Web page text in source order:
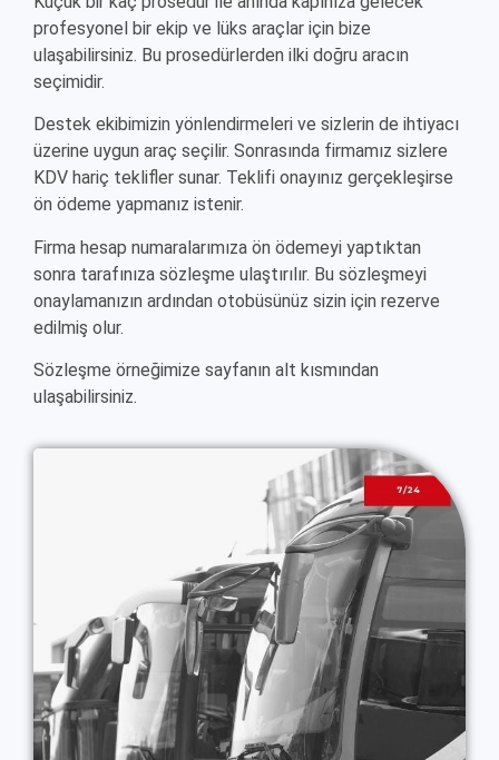
profesyonel bir ekip ve lüks araçlar için bize
ulaşabilirsiniz. Bu prosedürlerden ilki doğru aracın
seçimidir.
Destek ekibimizin yönlendirmeleri ve sizlerin de ihtiyacı
üzerine uygun araç seçilir. Sonrasında firmamız sizlere
KDV hariç teklifler sunar. Teklifi onayınız gerçekleşirse
ön ödeme yapmanız istenir.
Firma hesap numaralarımıza ön ödemeyi yaptıktan
sonra tarafınıza sözleşme ulaştırılır. Bu sözleşmeyi
onaylamanızın ardından otobüsünüz sizin için rezerve
edilmiş olur.
Sözleşme örneğimize sayfanın alt kısmından
ulaşabilirsiniz.